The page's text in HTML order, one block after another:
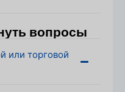
и насосы: MOQ
около5 000 шт.
вопросы
или торговой